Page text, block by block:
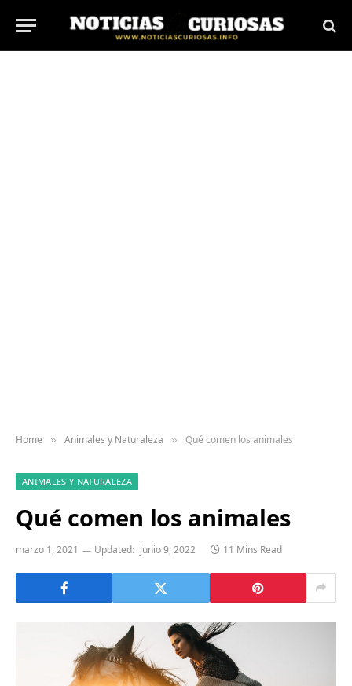
Home » Animales y Naturaleza » Qué comen los animales
ANIMALES Y NATURALEZA
Qué comen los animales
marzo 1, 2021 Updated: junio 9, 2022 11 Mins Read